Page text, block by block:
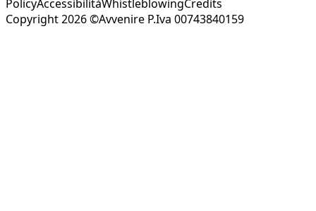
PolicyAccessibilitàWhistleblowingCredits
Copyright 2026 ©Avvenire P.Iva 00743840159